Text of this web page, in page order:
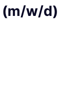
(m/w/d)